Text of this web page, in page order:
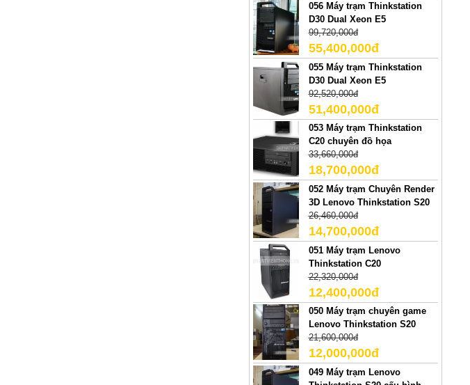
056 Máy trạm Thinkstation
D30 Dual Xeon E5
99,720,000đ
55,400,000đ
055 Máy trạm Thinkstation
D30 Dual Xeon E5
92,520,000đ
51,400,000đ
053 Máy trạm Thinkstation
C20 chuyên đồ họa
33,660,000đ
18,700,000đ
052 Máy trạm Chuyên Render
3D Lenovo Thinkstation S20
26,460,000đ
14,700,000đ
051 Máy trạm Lenovo
Thinkstation C20
22,320,000đ
12,400,000đ
050 Máy trạm chuyên game
Lenovo Thinkstation S20
21,600,000đ
12,000,000đ
049 Máy trạm Lenovo